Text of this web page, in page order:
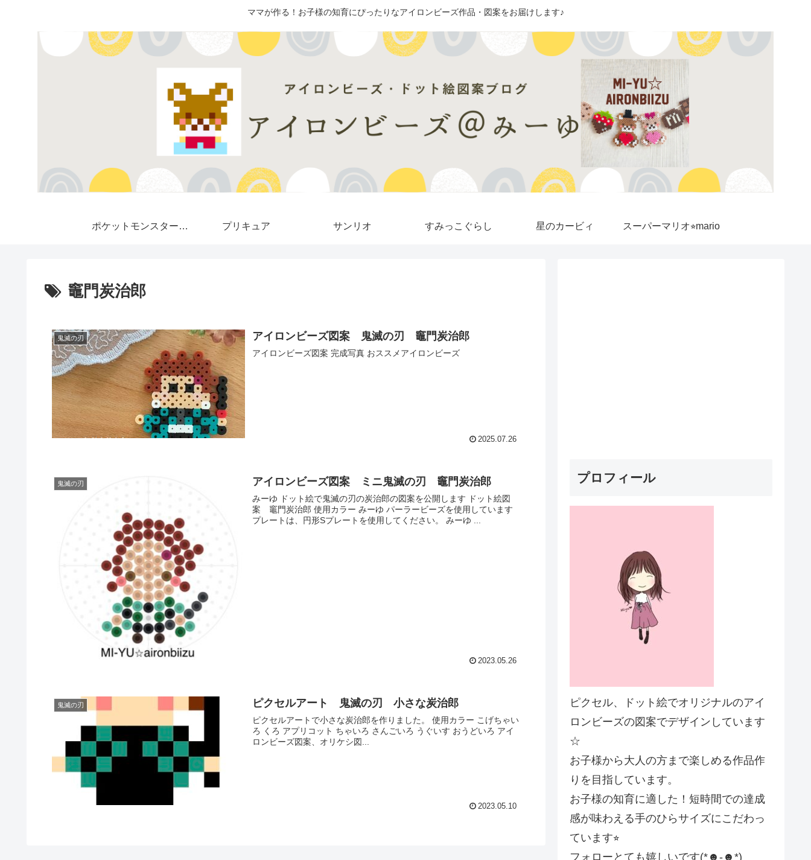
ママが作る！お子様の知育にぴったりなアイロンビーズ作品・図案をお届けします♪
ポケットモンスター★ プリキュア サンリオ すみっこぐらし 星のカービィ スーパーマリオ⭐︎mario
竈門炭治郎
鬼滅の刃 アイロンビーズ図案 鬼滅の刃 竈門炭治郎
アイロンビーズ図案 完成写真 おススメアイロンビーズ
2025.07.26
鬼滅の刃 アイロンビーズ図案 ミニ鬼滅の刃 竈門炭治郎
みーゆ ドット絵で鬼滅の刃の炭治郎の図案を公開します ドット絵図
案 竈門炭治郎 使用カラー みーゆ パーラービーズを使用しています
プレートは、円形Sプレートを使用してください。 みーゆ ...
2023.05.26
鬼滅の刃 ピクセルアート 鬼滅の刃 小さな炭治郎
ピクセルアートで小さな炭治郎を作りました。 使用カラー こげちゃい
ろ くろ アプリコット ちゃいろ さんごいろ うぐいす おうどいろ アイ
ロンビーズ図案、オリケシ図...
2023.05.10
プロフィール
ピクセル、ドット絵でオリジナルのアイ
ロンビーズの図案でデザインしています
☆
お子様から大人の方まで楽しめる作品作
りを目指しています。
お子様の知育に適した！短時間での達成
感が味わえる手のひらサイズにこだわっ
ています⭐︎
フォローとても嬉しいです(*☻-☻*)